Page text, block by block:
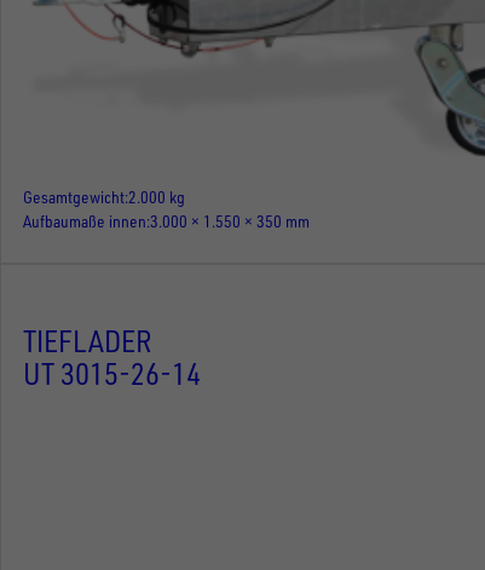
Gesamtgewicht 2.000 kg
Aufbaumaße innen 3.000 × 1.550 × 350 mm
TIEFLADER
UT 3015-26-14